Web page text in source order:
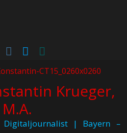
Krueger,
M.A.
Digitaljournalist | Bayern –